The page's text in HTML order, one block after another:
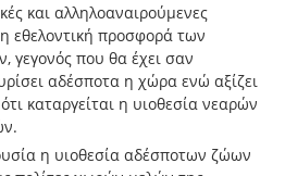
και αλληλοαναιρούμενες
η εθελοντική προσφορά των
γεγονός που θα έχει σαν
αδέσποτα η χώρα ενώ αξίζει
καταργείται η υιοθεσία νεαρών
η υιοθεσία αδέσποτων ζώων